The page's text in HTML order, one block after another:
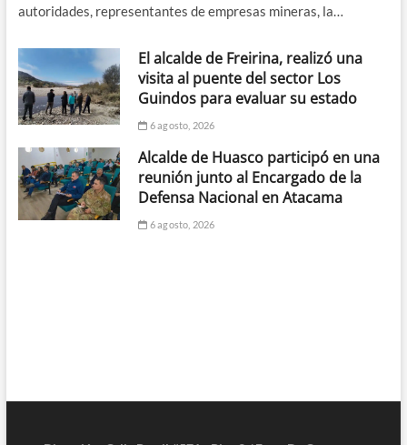
autoridades, representantes de empresas mineras, la…
El alcalde de Freirina, realizó una
visita al puente del sector Los
Guindos para evaluar su estado
6 agosto, 2026
Alcalde de Huasco participó en una
reunión junto al Encargado de la
Defensa Nacional en Atacama
6 agosto, 2026